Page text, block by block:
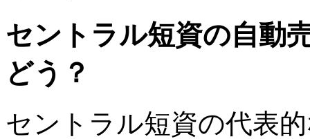
セントラル短資の自動
どう？
セントラル短資の代表